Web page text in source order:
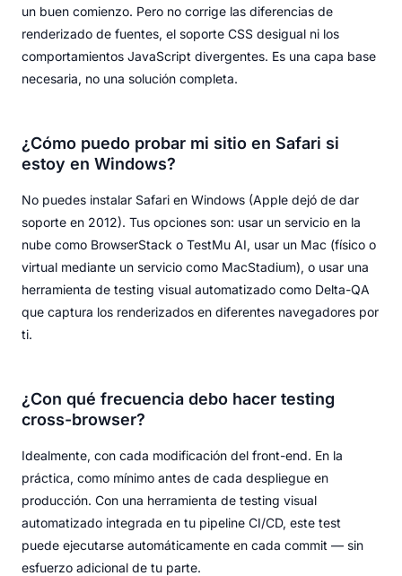
un buen comienzo. Pero no corrige las diferencias de
renderizado de fuentes, el soporte CSS desigual ni los
comportamientos JavaScript divergentes. Es una capa base
necesaria, no una solución completa.
¿Cómo puedo probar mi sitio en Safari si
estoy en Windows?
No puedes instalar Safari en Windows (Apple dejó de dar
soporte en 2012). Tus opciones son: usar un servicio en la
nube como BrowserStack o TestMu AI, usar un Mac (físico o
virtual mediante un servicio como MacStadium), o usar una
herramienta de testing visual automatizado como Delta-QA
que captura los renderizados en diferentes navegadores por
ti.
¿Con qué frecuencia debo hacer testing
cross-browser?
Idealmente, con cada modificación del front-end. En la
práctica, como mínimo antes de cada despliegue en
producción. Con una herramienta de testing visual
automatizado integrada en tu pipeline CI/CD, este test
puede ejecutarse automáticamente en cada commit — sin
esfuerzo adicional de tu parte.